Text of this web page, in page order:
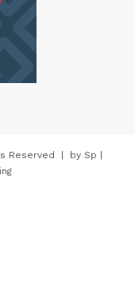
Reserved | by Sp |